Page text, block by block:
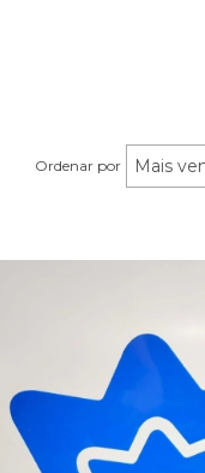
Ordenar por